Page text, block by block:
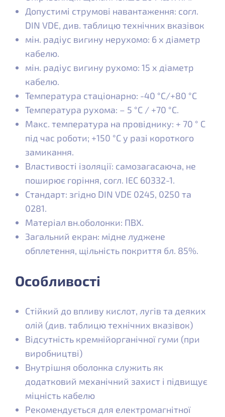
Допустимі струмові навантаження: согл.
DIN VDE, див. таблицю технічних вказівок
мін. радіус вигину нерухомо: 6 x діаметр
кабелю.
мін. радіус вигину рухомо: 15 x діаметр
кабелю.
Температура стаціонарно: -40 °C/+80 °C
Температура рухома: – 5 °C / +70 °C.
Макс. температура на провіднику: + 70 ° C
під час роботи; +150 °C у разі короткого
замикання.
Властивості ізоляції: самозагасаюча, не
поширює горіння, согл. IEC 60332-1.
Стандарт: згідно DIN VDE 0245, 0250 та
0281.
Матеріал вн.оболонки: ПВХ.
Загальний екран: мідне луджене
обплетення, щільність покриття бл. 85%.
Особливості
Стійкий до впливу кислот, лугів та деяких
олій (див. таблицю технічних вказівок)
Відсутність кремнійорганічної гуми (при
виробництві)
Внутрішня оболонка служить як
додатковий механічний захист і підвищує
міцність кабелю
Рекомендується для електромагнітної